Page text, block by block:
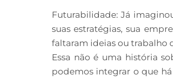
Futurabilidade: Já
suas estratégias, sua
faltaram ideias ou trabalho
Essa não é uma história
podemos integrar o que